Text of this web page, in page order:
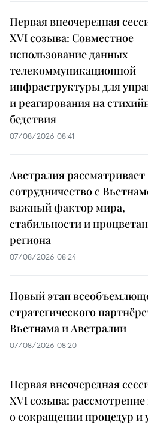
Первая внеочередная
XVI созыва: Совместное
использование данных
телекоммуникационной
инфраструктуры для
и реагирования на
бедствия
07/08/2026 08:41
Австралия рассматривает
сотрудничество с
важный фактор мира,
стабильности и
региона
07/08/2026 08:24
Новый этап
стратегического
Вьетнама и Австралии
07/08/2026 08:20
Первая внеочередная
XVI созыва: рассмотрение
о сокращении процедур и